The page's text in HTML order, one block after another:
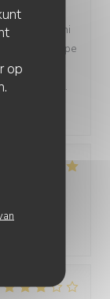
op
Le
les mini
du poulpe
ds son
les papilles..